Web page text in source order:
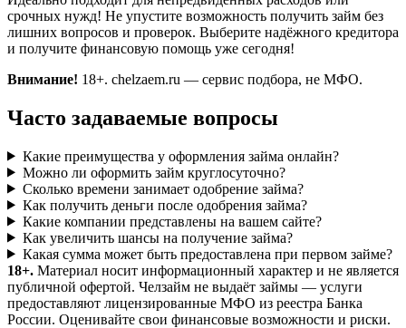
срочных нужд! Не упустите возможность получить займ без
лишних вопросов и проверок. Выберите надёжного кредитора
и получите финансовую помощь уже сегодня!
Внимание! 18+. chelzaem.ru — сервис подбора, не МФО.
Часто задаваемые вопросы
Какие преимущества у оформления займа онлайн?
Можно ли оформить займ круглосуточно?
Сколько времени занимает одобрение займа?
Как получить деньги после одобрения займа?
Какие компании представлены на вашем сайте?
Как увеличить шансы на получение займа?
Какая сумма может быть предоставлена при первом займе?
18+. Материал носит информационный характер и не является
публичной офертой. Челзайм не выдаёт займы — услуги
предоставляют лицензированные МФО из реестра Банка
России. Оценивайте свои финансовые возможности и риски.